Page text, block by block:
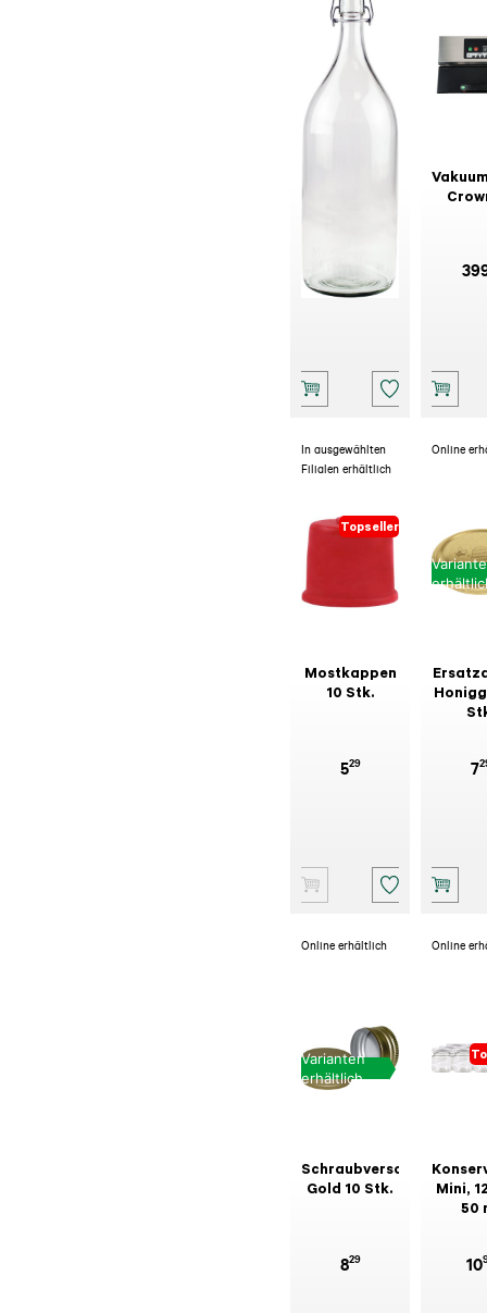
8
In ausgewählten
Filialen erhältlich
Topseller
Mostkappen
10 Stk.
529
Online
7
Online erhältlich
Varianten
erhältlich
Schraubverschluss
Gold 10 Stk.
829
Online
Mini,
50
10